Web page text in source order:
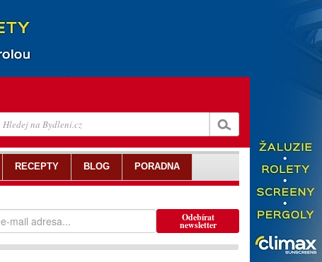
Odebírat
newsletter
RECEPTY BLOG PORADNA